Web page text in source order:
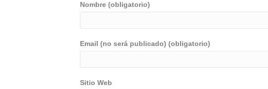
Nombre (obligatorio)
Email (no será publicado) (obligatorio)
Sitio Web